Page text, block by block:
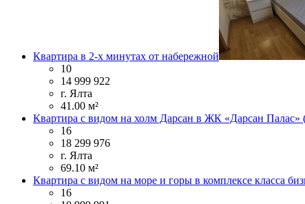
Квартира в 2-х минутах от набережной
10
14 999 922
г. Ялта
41.00 м²
Квартира с видом на холм Дарсан в ЖК «Дарсан Палас»
16
18 299 976
г. Ялта
69.10 м²
Квартира с видом на море и горы в комплексе класса
16